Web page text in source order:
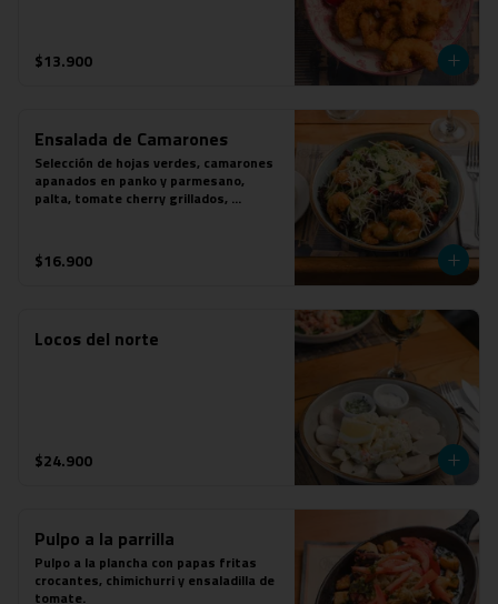
$13.900
Ensalada de Camarones
Selección de hojas verdes, camarones
apanados en panko y parmesano,
palta, tomate cherry grillados,
$16.900
Locos del norte
$24.900
Pulpo a la parrilla
Pulpo a la plancha con papas fritas
crocantes, chimichurri y ensaladilla de
tomate.